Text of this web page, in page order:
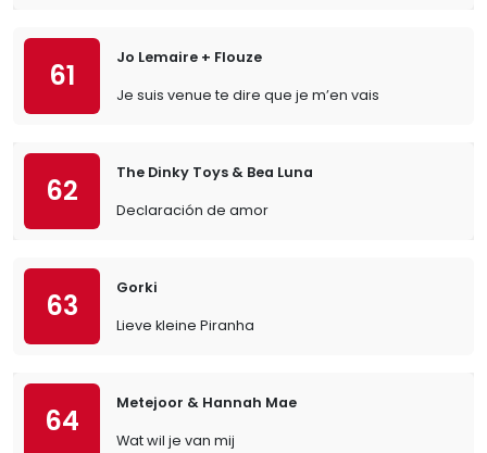
61
Jo Lemaire + Flouze
Je suis venue te dire que je m’en vais
62
The Dinky Toys & Bea Luna
Declaración de amor
63
Gorki
Lieve kleine Piranha
64
Metejoor & Hannah Mae
Wat wil je van mij